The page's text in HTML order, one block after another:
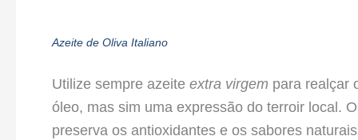
Azeite de Oliva Italiano
Utilize sempre azeite extra virgem para realçar
óleo, mas sim uma expressão do terroir local.
preserva os antioxidantes e os sabores